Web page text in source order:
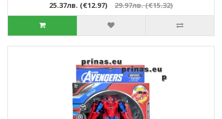
25.37лв. (€12.97) 29.97лв. (€15.32)